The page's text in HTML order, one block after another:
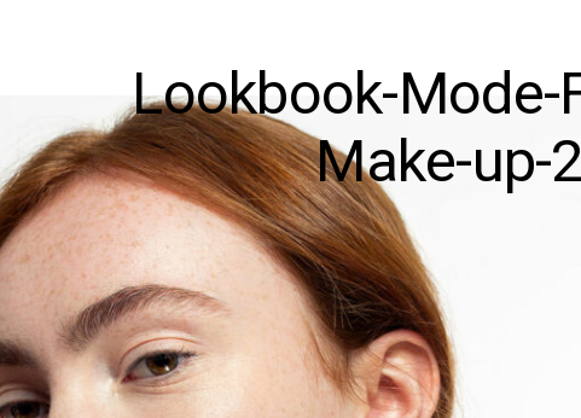
Lookbook-Mode-
Make-up-2